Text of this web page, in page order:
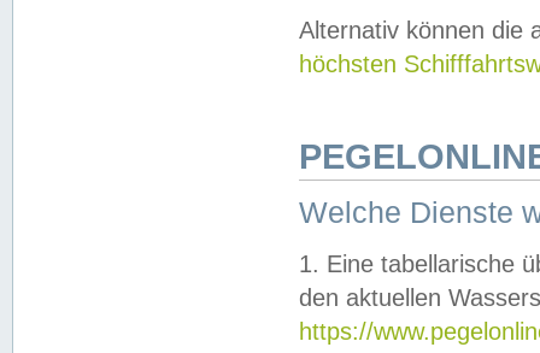
Alternativ können die
höchsten
Welche Dienste
1. Eine tabellarische
den aktuellen
https://